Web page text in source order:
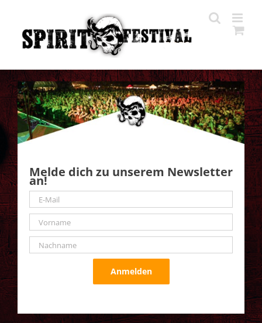
Melde dich zu unserem Newsletter
an!
Anmelden